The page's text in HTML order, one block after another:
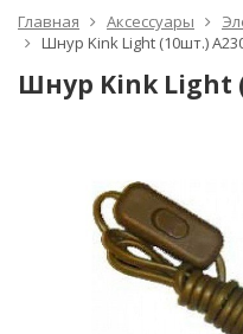
Главная Аксессуары
Шнур Kink Light (10шт.)
Шнур Kink Light